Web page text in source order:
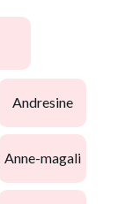
andresine
anne-magali